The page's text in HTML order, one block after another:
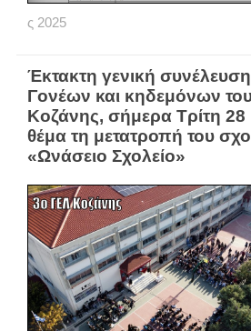
ς 2025
Έκτακτη γενική
Γονέων και κηδεμόνων
Κοζάνης, σήμερα Τρίτη 28
θέμα τη μετατροπή του
«Ωνάσειο Σχολείο»